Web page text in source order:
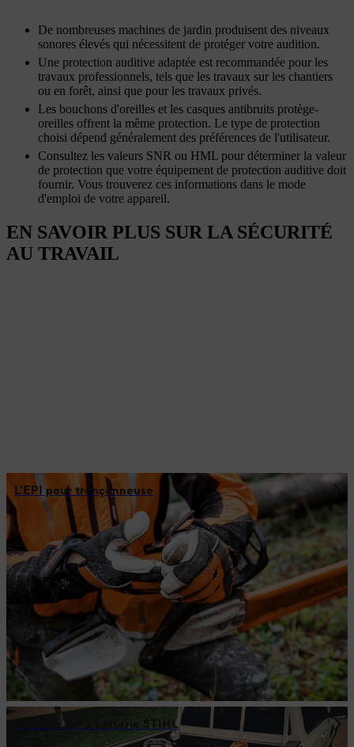
De nombreuses machines de jardin produisent des niveaux
sonores élevés qui nécessitent de protéger votre audition.
Une protection auditive adaptée est recommandée pour les
travaux professionnels, tels que les travaux sur les chantiers
ou en forêt, ainsi que pour les travaux privés.
Les bouchons d'oreilles et les casques antibruits protège-
oreilles offrent la même protection. Le type de protection
choisi dépend généralement des préférences de l'utilisateur.
Consultez les valeurs SNR ou HML pour déterminer la valeur
de protection que votre équipement de protection auditive doit
fournir. Vous trouverez ces informations dans le mode
d'emploi de votre appareil.
EN SAVOIR PLUS SUR LA SÉCURITÉ
AU TRAVAIL
L’EPI pour tronçonneuse
Système AP à batterie STIHL